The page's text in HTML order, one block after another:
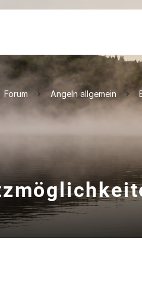
Forum Angeln allgemein